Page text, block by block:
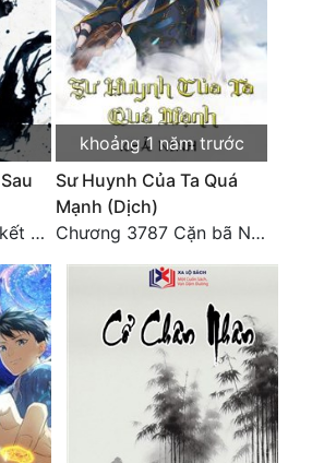
Chương 2511 - Đại kết cục, Phiên ngoại thiên: Chư thiên quy nhất giới, vĩnh hằng thế giới. Hết!
khoảng 1 năm trước
Sư Huynh Của Ta Quá
Mạnh (Dịch)
Chương 3787 Cặn bã Nam Thiên Đạo